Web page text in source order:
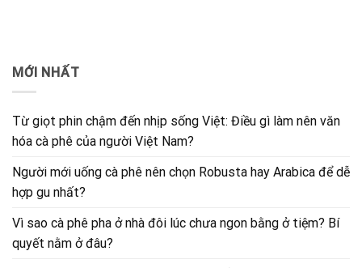
MỚI NHẤT
Từ giọt phin chậm đến nhịp sống Việt: Điều gì làm nên văn
hóa cà phê của người Việt Nam?
Người mới uống cà phê nên chọn Robusta hay Arabica để dễ
hợp gu nhất?
Vì sao cà phê pha ở nhà đôi lúc chưa ngon bằng ở tiệm? Bí
quyết nằm ở đâu?